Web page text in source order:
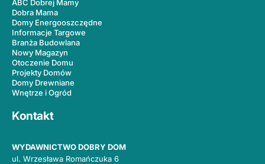
ABC Dobrej Mamy
Dobra Mama
Domy Energooszczędne
Informacje Targowe
Branża Budowlana
Nowy Magazyn
Otoczenie Domu
Projekty Domów
Domy Drewniane
Wnętrze i Ogród
Kontakt
WYDAWNICTWO DOBRY DOM
ul. Wrzesława Romańczuka 6